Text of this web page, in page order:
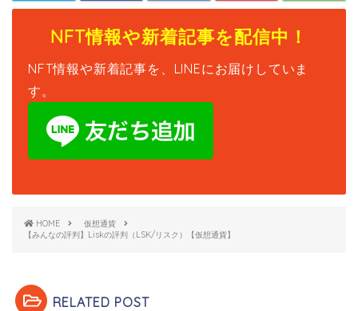
NFT情報や新着記事を配信中！
NFT情報や新着記事を、LINEにお届けしていま
す。
HOME
仮想通貨
【みんなの評判】Liskの評判（LSK/リスク）【仮想通貨】
RELATED POST